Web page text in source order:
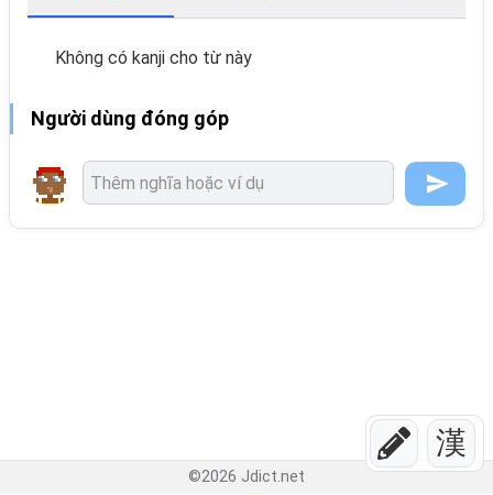
漢
Không có kanji cho từ này
Người dùng đóng góp
©2026 Jdict.net